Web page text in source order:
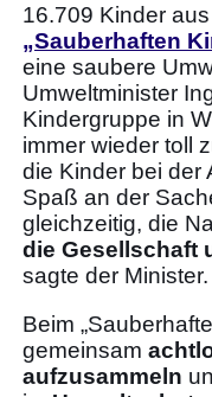
16.709 Kinder
„Sauberhaften
eine saubere
Umweltminister
Kindergruppe in
immer wieder toll
die Kinder bei der
Spaß an der
gleichzeitig, die
die Gesellschaft
sagte der Minister.
Beim
gemeinsam
aufzusammeln